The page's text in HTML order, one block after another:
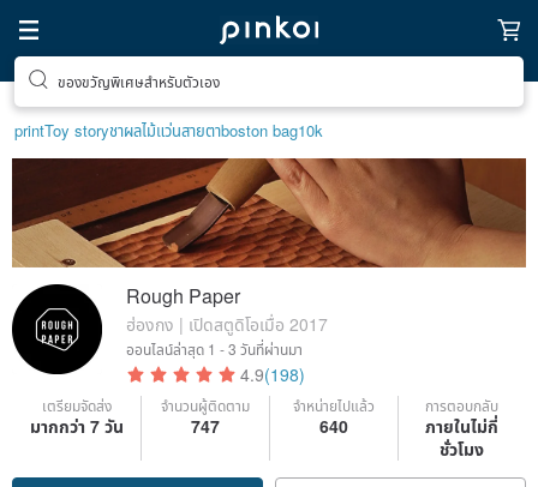
ของขวัญพิเศษสำหรับตัวเอง
printToy storyชาผลไม้แว่นสายตาboston bag10k
Rough Paper
ฮ่องกง | เปิดสตูดิโอเมื่อ 2017
ออนไลน์ล่าสุด 1 - 3 วันที่ผ่านมา
4.9(198)
เตรียมจัดส่ง
มากกว่า 7 วัน
จำนวนผู้ติดตาม
747
จำหน่ายไปแล้ว
640
การตอบกลับ
ภายในไม่กี่
ชั่วโมง
Claim coupon